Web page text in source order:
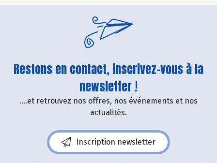
Restons en contact, inscrivez-vous à la
newsletter !
....et retrouvez nos offres, nos événements et nos
actualités.
Inscription newsletter